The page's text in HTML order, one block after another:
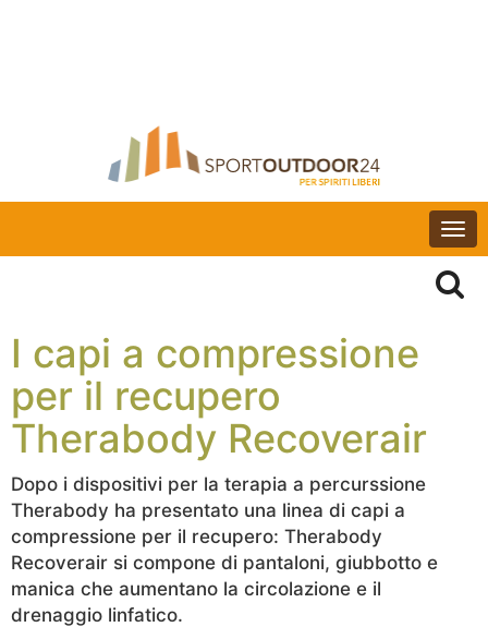
I capi a compressione
per il recupero
Therabody Recoverair
Dopo i dispositivi per la terapia a percurssione
Therabody ha presentato una linea di capi a
compressione per il recupero: Therabody
Recoverair si compone di pantaloni, giubbotto e
manica che aumentano la circolazione e il
drenaggio linfatico.